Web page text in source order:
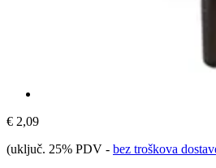
€ 2,09
(uključ. 25% PDV - bez troškova